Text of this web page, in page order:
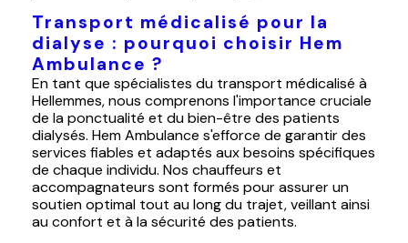
Transport médicalisé pour la
dialyse : pourquoi choisir Hem
Ambulance ?
En tant que spécialistes du transport médicalisé à
Hellemmes, nous comprenons l'importance cruciale
de la ponctualité et du bien-être des patients
dialysés. Hem Ambulance s'efforce de garantir des
services fiables et adaptés aux besoins spécifiques
de chaque individu. Nos chauffeurs et
accompagnateurs sont formés pour assurer un
soutien optimal tout au long du trajet, veillant ainsi
au confort et à la sécurité des patients.